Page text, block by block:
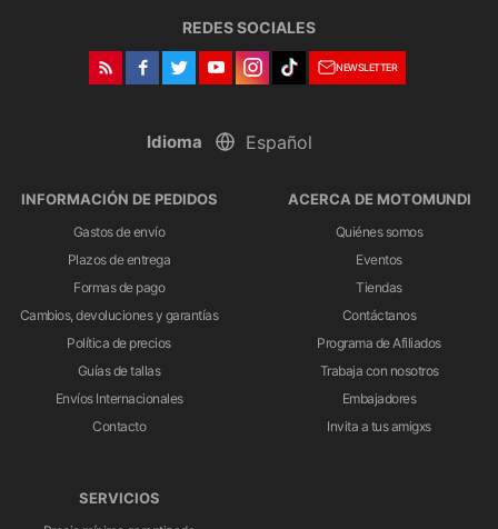
REDES SOCIALES
NEWSLETTER
Idioma
INFORMACIÓN DE PEDIDOS
Gastos de envío
Plazos de entrega
Formas de pago
Cambios, devoluciones y garantías
Política de precios
Guías de tallas
Envíos Internacionales
Contacto
ACERCA DE MOTOMUNDI
Quiénes somos
Eventos
Tiendas
Contáctanos
Programa de Afiliados
Trabaja con nosotros
Embajadores
Invita a tus amigxs
SERVICIOS